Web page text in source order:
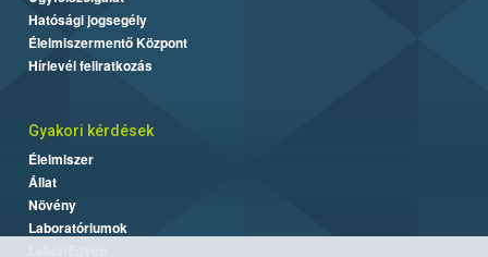
Hatósági jogsegély
Élelmiszermentő Központ
Hírlevél feliratkozás
Gyakori kérdések
Élelmiszer
Állat
Növény
Laboratóriumok